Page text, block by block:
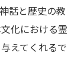
話と歴史の教
化における霊
えてくれるで